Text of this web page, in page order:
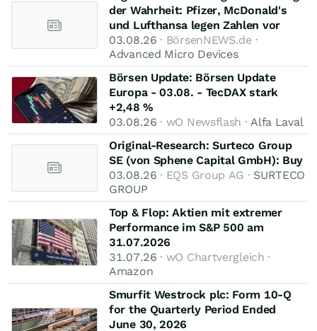
der Wahrheit: Pfizer, McDonald's
und Lufthansa legen Zahlen vor
03.08.26 · BörsenNEWS.de ·
Advanced Micro Devices
Börsen Update: Börsen Update
Europa - 03.08. - TecDAX stark
+2,48 %
03.08.26 · wO Newsflash ·Alfa Laval
Original-Research: Surteco Group
SE (von Sphene Capital GmbH): Buy
03.08.26 · EQS Group AG · SURTECO
GROUP
Top & Flop: Aktien mit extremer
Performance im S&P 500 am
31.07.2026
31.07.26 · wO Chartvergleich ·
Amazon
Smurfit Westrock plc: Form 10-Q
for the Quarterly Period Ended
June 30, 2026